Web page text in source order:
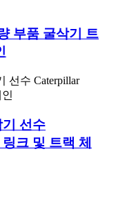
부품 굴삭기 트
선수
크 및 트랙 체